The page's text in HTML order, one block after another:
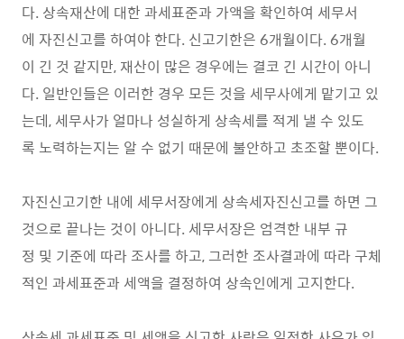
다. 상속재산에 대한 과세표준과 가액을 확인하여 세무서
에 자진신고를 하여야 한다. 신고기한은 6개월이다. 6개월
이 긴 것 같지만, 재산이 많은 경우에는 결코 긴 시간이 아니
다. 일반인들은 이러한 경우 모든 것을 세무사에게 맡기고 있
는데, 세무사가 얼마나 성실하게 상속세를 적게 낼 수 있도
록 노력하는지는 알 수 없기 때문에 불안하고 초조할 뿐이다.
자진신고기한 내에 세무서장에게 상속세자진신고를 하면 그
것으로 끝나는 것이 아니다. 세무서장은 엄격한 내부 규
정 및 기준에 따라 조사를 하고, 그러한 조사결과에 따라 구체
적인 과세표준과 세액을 결정하여 상속인에게 고지한다.